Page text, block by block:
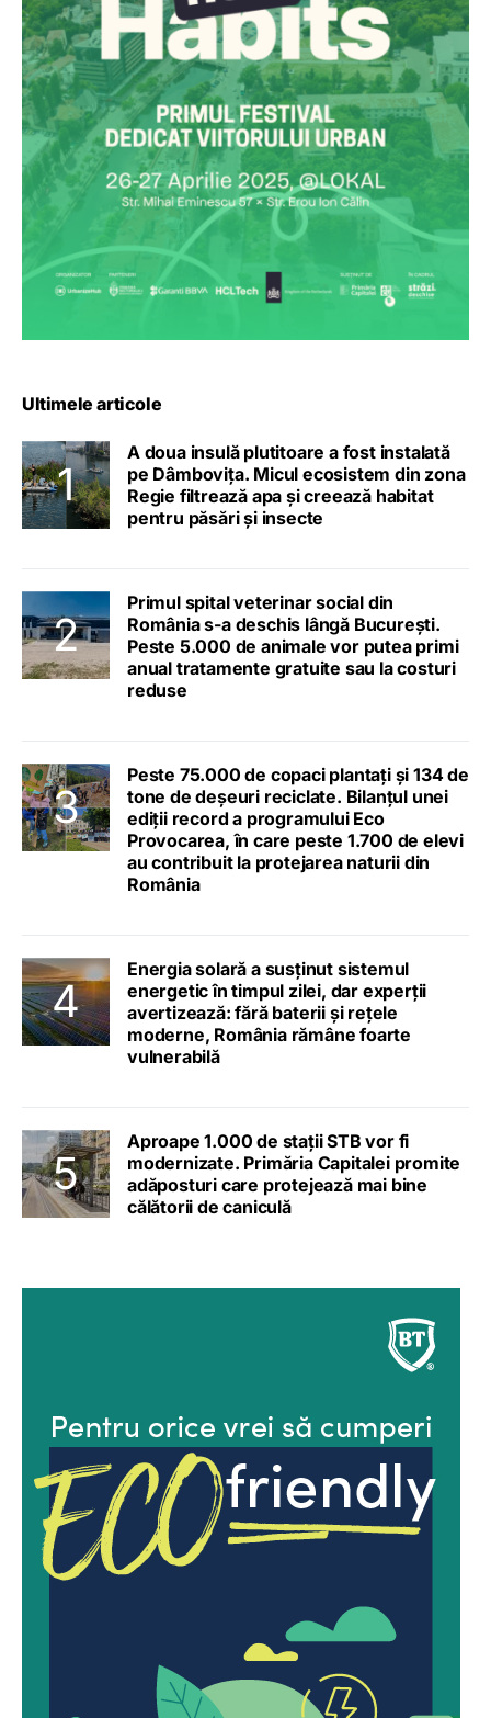
Ultimele articole
A doua insulă plutitoare a fost instalată
pe Dâmbovița. Micul ecosistem din zona
Regie filtrează apa și creează habitat
pentru păsări și insecte
Primul spital veterinar social din
România s-a deschis lângă București.
Peste 5.000 de animale vor putea primi
anual tratamente gratuite sau la costuri
reduse
Peste 75.000 de copaci plantați și 134 de
tone de deșeuri reciclate. Bilanțul unei
ediții record a programului Eco
Provocarea, în care peste 1.700 de elevi
au contribuit la protejarea naturii din
România
Energia solară a susținut sistemul
energetic în timpul zilei, dar experții
avertizează: fără baterii și rețele
moderne, România rămâne foarte
vulnerabilă
Aproape 1.000 de stații STB vor fi
modernizate. Primăria Capitalei promite
adăposturi care protejează mai bine
călătorii de caniculă